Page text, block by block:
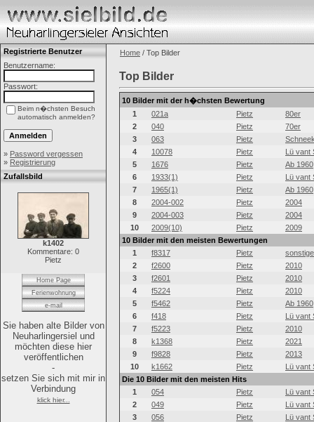
Registrierte Benutzer
Benutzername:
Passwort:
Beim n�chsten Besuch
automatisch anmelden?
» Password vergessen
» Registrierung
Zufallsbild
k1402
Kommentare: 0
Pietz
Home Page
Ferienwohnung
e-mail
Sie haben alte Bilder von
Neuharlingersiel und
möchten diese hier
veröffentlichen
-
setzen Sie sich mit mir in
Verbindung
klick hier...
Home / Top Bilder
Top Bilder
10 Bilder mit der h�chsten Bewertung
1
021a Pietz
80er
2
040 Pietz
70er
3
063 Pietz
4
10078 Pietz
Lü vant
5
1676 Pietz
Ab 1960
6
1933(1) Pietz
Lü vant
7
1965(1) Pietz
Ab 1960
8
2004-002 Pietz
2004
9
2004-003 Pietz
2004
10
2009(10) Pietz
2009
10 Bilder mit den meisten Bewertungen
1
f8317 Pietz
2
f2600 Pietz
2010
3
f2601 Pietz
2010
4
f5224 Pietz
2010
5
f5462 Pietz
Ab 1960
6
f418 Pietz
Lü vant
7
f5223 Pietz
2010
8
k1368 Pietz
2021
9
f9828 Pietz
2013
10
k1662 Pietz
Lü vant
Die 10 Bilder mit den meisten Hits
1
054 Pietz
Lü vant
2
049 Pietz
Lü vant
3
056 Pietz
Lü vant